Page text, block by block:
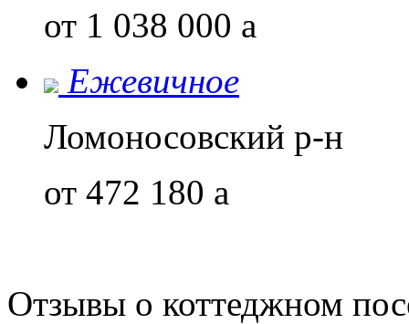
от 1 038 000 a
Ежевичное
Ломоносовский р-н
от 472 180 a
Отзывы о коттеджном